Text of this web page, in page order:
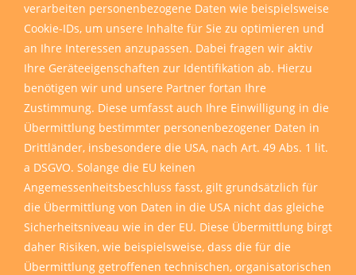
verarbeiten personenbezogene Daten wie beispielsweise
Cookie-IDs, um unsere Inhalte für Sie zu optimieren und
an Ihre Interessen anzupassen. Dabei fragen wir aktiv
Ihre Geräteeigenschaften zur Identifikation ab. Hierzu
benötigen wir und unsere Partner fortan Ihre
Zustimmung. Diese umfasst auch Ihre Einwilligung in die
Übermittlung bestimmter personenbezogener Daten in
Drittländer, insbesondere die USA, nach Art. 49 Abs. 1 lit.
a DSGVO. Solange die EU keinen
Angemessenheitsbeschluss fasst, gilt grundsätzlich für
die Übermittlung von Daten in die USA nicht das gleiche
Sicherheitsniveau wie in der EU. Diese Übermittlung birgt
daher Risiken, wie beispielsweise, dass die für die
Übermittlung getroffenen technischen, organisatorischen